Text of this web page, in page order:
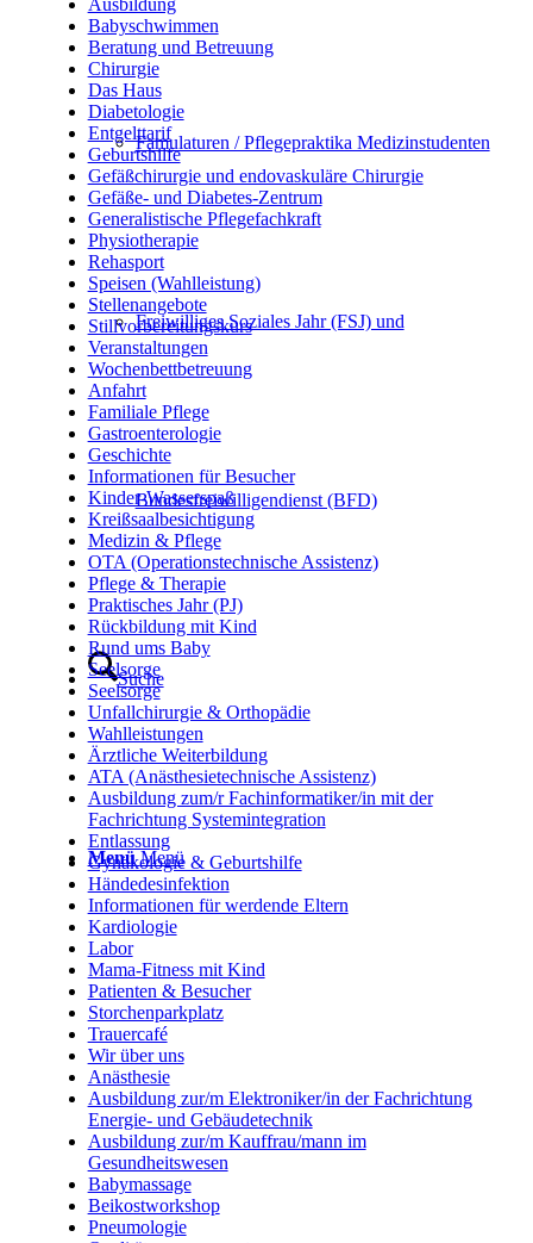
Famulaturen / Pflegepraktika Medizinstudenten
Freiwilliges Soziales Jahr (FSJ) und
Bundesfreiwilligendienst (BFD)
Suche
Menü Menü
Ausbildung
Babyschwimmen
Beratung und Betreuung
Chirurgie
Das Haus
Diabetologie
Entgelttarif
Geburtshilfe
Gefäßchirurgie und endovaskuläre Chirurgie
Gefäße- und Diabetes-Zentrum
Generalistische Pflegefachkraft
Physiotherapie
Rehasport
Speisen (Wahlleistung)
Stellenangebote
Stillvorbereitungskurs
Veranstaltungen
Wochenbettbetreuung
Anfahrt
Familiale Pflege
Gastroenterologie
Geschichte
Informationen für Besucher
Kinder-Wasserspaß
Kreißsaalbesichtigung
Medizin & Pflege
OTA (Operationstechnische Assistenz)
Pflege & Therapie
Praktisches Jahr (PJ)
Rückbildung mit Kind
Rund ums Baby
Seelsorge
Seelsorge
Unfallchirurgie & Orthopädie
Wahlleistungen
Ärztliche Weiterbildung
ATA (Anästhesietechnische Assistenz)
Ausbildung zum/r Fachinformatiker/in mit der
Fachrichtung Systemintegration
Entlassung
Gynäkologie & Geburtshilfe
Händedesinfektion
Informationen für werdende Eltern
Kardiologie
Labor
Mama-Fitness mit Kind
Patienten & Besucher
Storchenparkplatz
Trauercafé
Wir über uns
Anästhesie
Ausbildung zur/m Elektroniker/in der Fachrichtung
Energie- und Gebäudetechnik
Ausbildung zur/m Kauffrau/mann im
Gesundheitswesen
Babymassage
Beikostworkshop
Pneumologie